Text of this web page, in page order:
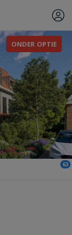
ONDER OPTIE
63